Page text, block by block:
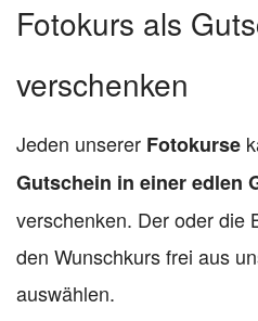
Fotokurs als
verschenken
Jeden unserer Fotokurse
Gutschein in einer edlen
verschenken. Der oder die
den Wunschkurs frei aus
auswählen.